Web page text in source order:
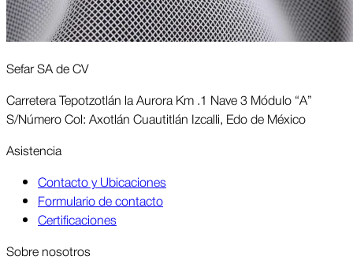
Sefar SA de CV
Carretera Tepotzotlán la Aurora Km .1 Nave 3 Módulo “A”
S/Número Col: Axotlán Cuautitlán Izcalli, Edo de México
Asis­tencia
Contacto y Ubicaciones
Formulario de contacto
Certificaciones
Sobre nosotros